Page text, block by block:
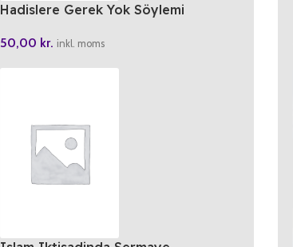
Hadislere Gerek Yok Söylemi
50,00 kr. inkl. moms